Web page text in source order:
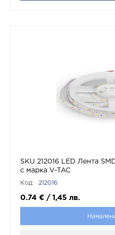
SKU 212016 LED Лента
с марка V-TAC
Код: 212016
0.74 € / 1,45 лв.